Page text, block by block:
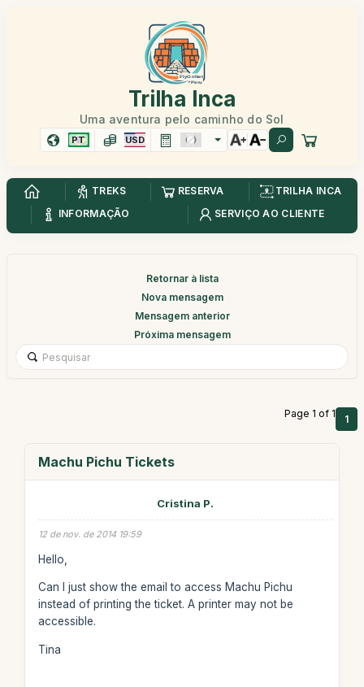
Trilha Inca
Uma aventura pelo caminho do Sol
PT USD
TREKS RESERVA
TRILHA INCA
INFORMAÇÃO
SERVIÇO AO CLIENTE
Retornar à lista
Nova mensagem
Mensagem anterior
Próxima mensagem
Page 1 of 1 1
Machu Pichu Tickets
Cristina P.
12 de nov. de 2014 19:59
Hello,
Can I just show the email to access Machu Pichu
instead of printing the ticket. A printer may not be
accessible.
Tina